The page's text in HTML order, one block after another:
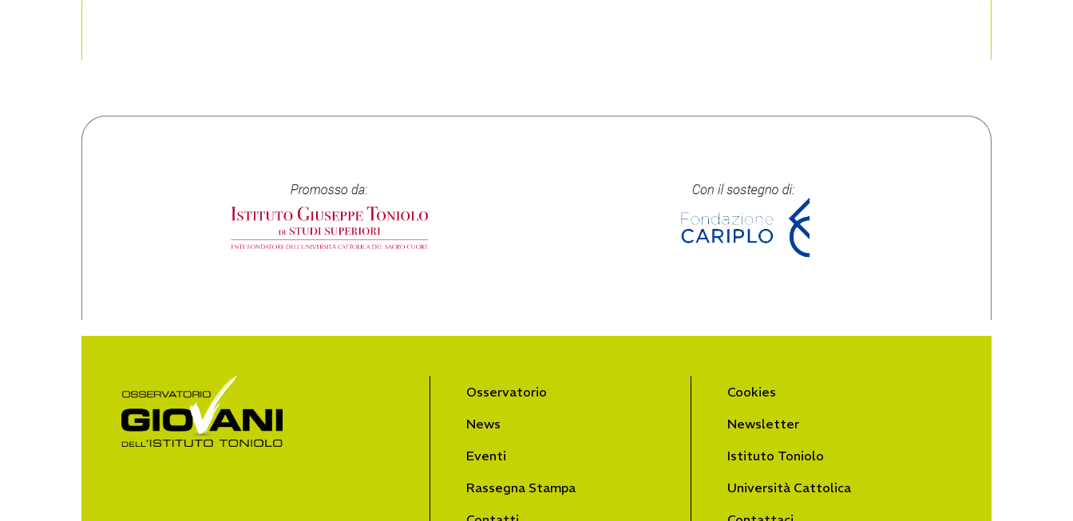
Osservatorio
News
Eventi
Rassegna Stampa
Cookies
Newsletter
Istituto Toniolo
Università Cattolica